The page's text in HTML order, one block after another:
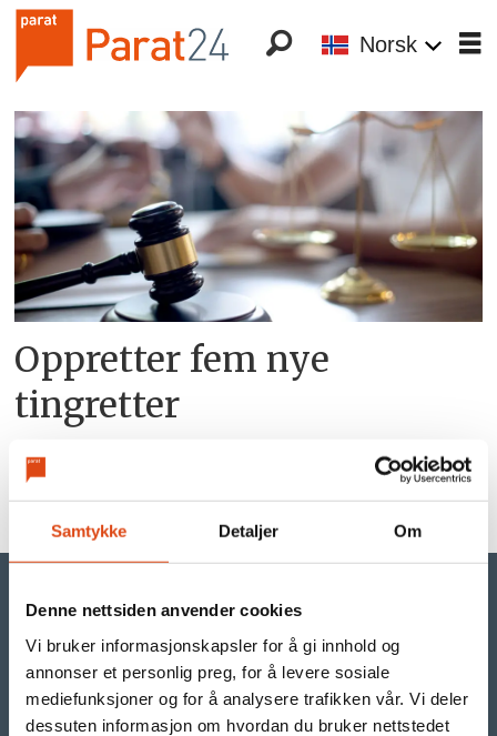
Samtykke Detaljer Om
Denne nettsiden anvender cookies
Vi bruker informasjonskapsler for å gi innhold og
annonser et personlig preg, for å levere sosiale
mediefunksjoner og for å analysere trafikken vår. Vi deler
dessuten informasjon om hvordan du bruker nettstedet
Norsk
Tag:
rita
boine
Oppretter fem nye
tingretter
©Parat
- din arbeidstakerorganisasjon i YS